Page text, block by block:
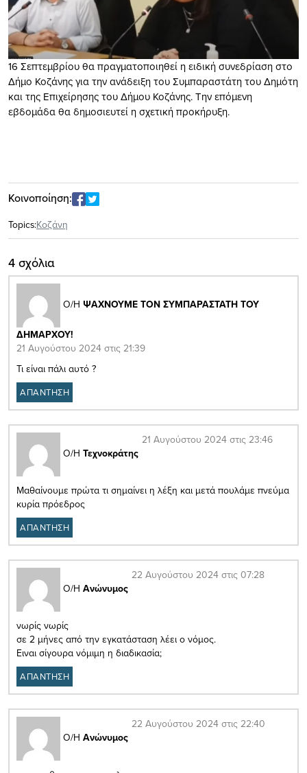
16 Σεπτεμβρίου θα πραγματοποιηθεί η ειδική συνεδρίαση στο
Δήμο Κοζάνης για την ανάδειξη του Συμπαραστάτη του Δημότη
και της Επιχείρησης του Δήμου Κοζάνης. Την επόμενη
εβδομάδα θα δημοσιευτεί η σχετική προκήρυξη.
Κοινοποίηση:
Topics:Κοζάνη
4 σχόλια
Ο/Η ΨΑΧΝΟΥΜΕ ΤΟΝ ΣΥΜΠΑΡΑΣΤΑΤΗ ΤΟΥ
ΔΗΜΑΡΧΟΥ!
21 Αυγούστου 2024 στις 21:39
Τι είναι πάλι αυτό ?
ΑΠΑΝΤΗΣΗ
Ο/Η Τεχνοκράτης
21 Αυγούστου 2024 στις 23:46
Μαθαίνουμε πρώτα τι σημαίνει η λέξη και μετά πουλάμε πνεύμα
κυρία πρόεδρος
ΑΠΑΝΤΗΣΗ
Ο/Η Ανώνυμος
22 Αυγούστου 2024 στις 07:28
νωρίς νωρίς
σε 2 μήνες από την εγκατάσταση λέει ο νόμος.
Ειναι σίγουρα νόμιμη η διαδικασία;
ΑΠΑΝΤΗΣΗ
Ο/Η Ανώνυμος
22 Αυγούστου 2024 στις 22:40